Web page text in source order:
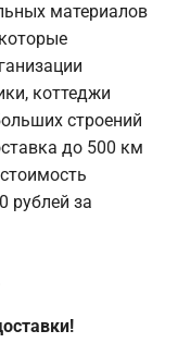
материалов
коттеджи
строений
до 500 км
рублей за